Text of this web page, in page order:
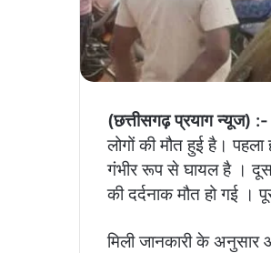
(छत्तीसगढ़ प्रयाग न्यूज) :-
लोगों की मौत हुई है।
गंभीर रूप से घायल है ।
की दर्दनाक मौत हो गई ।
मिली जानकारी के